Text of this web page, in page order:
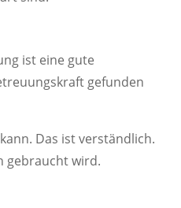
ist eine gute
gefunden
Das ist verständlich.
gebraucht wird.